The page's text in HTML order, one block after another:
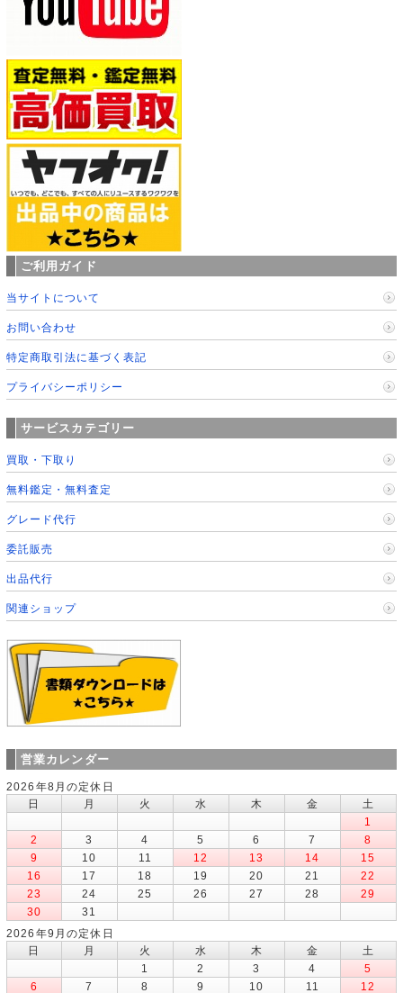
ご利用ガイド
当サイトについて
お問い合わせ
特定商取引法に基づく表記
プライバシーポリシー
サービスカテゴリー
買取・下取り
無料鑑定・無料査定
グレード代行
委託販売
出品代行
関連ショップ
営業カレンダー
2026年8月の定休日
日
月 火 水 木 金
土
1
2
3 4 5 6 7
8
9
10 11 12 13 14
15
16
17 18 19 20 21
22
23
24 25 26 27 28
29
30
31
2026年9月の定休日
日
月 火 水 木 金
土
1
2 3 4
5
6
7 8 9 10 11
12